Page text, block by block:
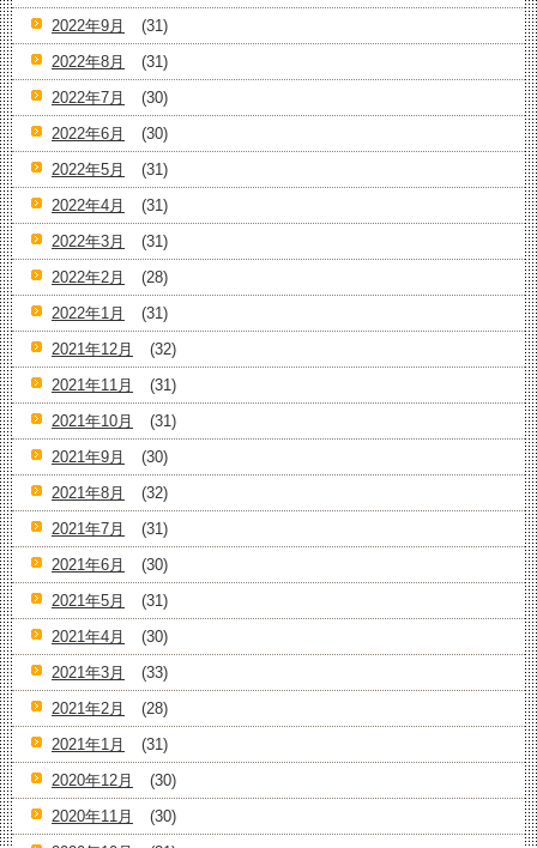
2022年9月
(31)
2022年8月
(31)
2022年7月
(30)
2022年6月
(30)
2022年5月
(31)
2022年4月
(31)
2022年3月
(31)
2022年2月
(28)
2022年1月
(31)
2021年12月
(32)
2021年11月
(31)
2021年10月
(31)
2021年9月
(30)
2021年8月
(32)
2021年7月
(31)
2021年6月
(30)
2021年5月
(31)
2021年4月
(30)
2021年3月
(33)
2021年2月
(28)
2021年1月
(31)
2020年12月
(30)
2020年11月
(30)